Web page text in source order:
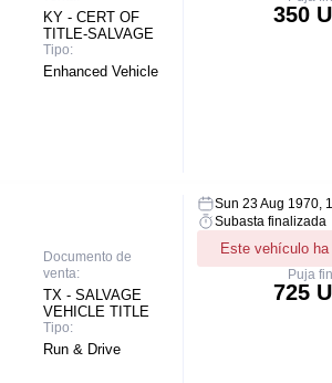
KY - CERT OF
TITLE-SALVAGE
Tipo:
Enhanced Vehicle
350
Documento de
venta:
TX - SALVAGE
VEHICLE TITLE
Tipo:
Run & Drive
Sun 23 Aug 1970,
Subasta finalizada
Este vehículo
Puja
725